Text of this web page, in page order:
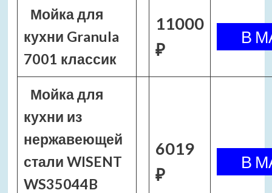
Мойка для
кухни Granula
7001 классик
11000
₽
Мойка для
кухни из
нержавеющей
стали WISENT
WS35044B
6019
₽